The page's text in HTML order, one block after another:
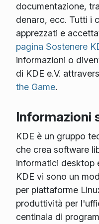
documentazione,
denaro, ecc. Tutti i
apprezzati e
pagina Sostenere
informazioni o
di KDE e.V.
the Game.
Informazioni
KDE è un gruppo
che crea software
informatici desktop
KDE vi sono un
per piattaforme
produttività per
centinaia di